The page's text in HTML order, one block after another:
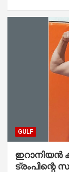
GULF
ഇറാനിയൻ